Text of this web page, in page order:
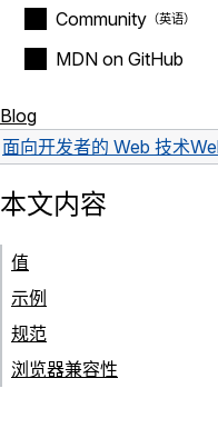
Community
MDN on GitHub
Blog
面向开发者的 Web 技术
本文内容
值
示例
规范
浏览器兼容性